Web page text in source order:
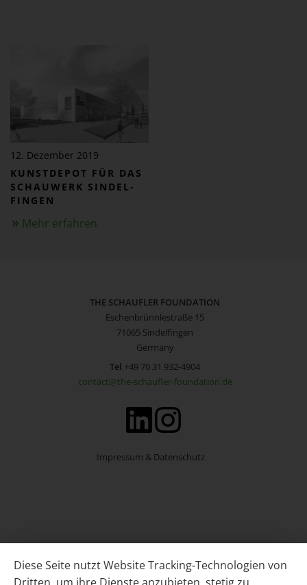
12. Dezember 2019
KUNST­DEPOT FÜR DAS
SCHAUWERK SINDEL­
FINGEN
Mehr erfahren
THE SCHAUFLER FOUNDATION
Eschenbrünnlestraße 15
71065 Sindelfingen
Germany
Tel +49 70 31 932-4904
contact@the-schaufler-foundation.de
Impressum & Datenschutz
Diese Seite nutzt Website Tracking-Technologien von